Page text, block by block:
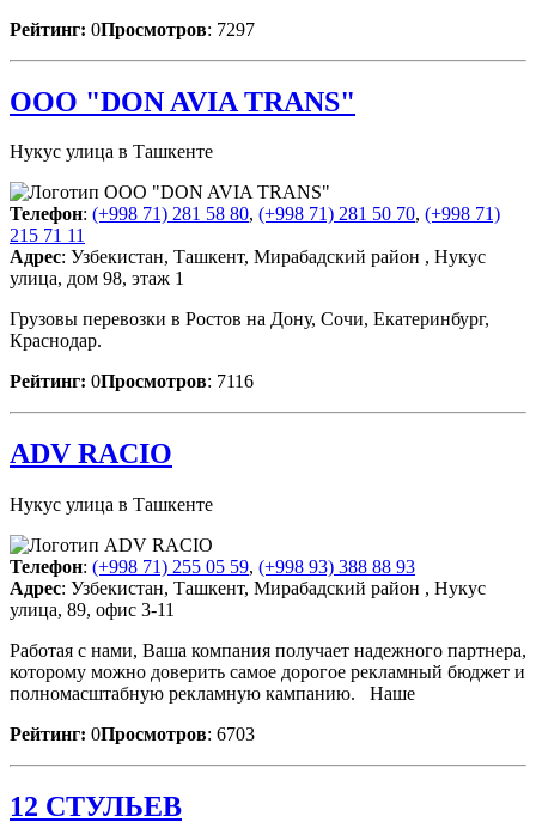
Рейтинг: 0Просмотров: 7297
ООО "DON AVIA TRANS"
Нукус улица в Ташкенте
Телефон: (+998 71) 281 58 80, (+998 71) 281 50 70, (+998 71)
215 71 11
Адрес: Узбекистан, Ташкент, Мирабадский район , Нукус
улица, дом 98, этаж 1
Грузовы перевозки в Ростов на Дону, Сочи, Екатеринбург,
Краснодар.
Рейтинг: 0Просмотров: 7116
ADV RACIO
Нукус улица в Ташкенте
Телефон: (+998 71) 255 05 59, (+998 93) 388 88 93
Адрес: Узбекистан, Ташкент, Мирабадский район , Нукус
улица, 89, офис 3-11
Работая с нами, Ваша компания получает надежного партнера,
которому можно доверить самое дорогое рекламный бюджет и
полномасштабную рекламную кампанию. Наше
Рейтинг: 0Просмотров: 6703
12 СТУЛЬЕВ